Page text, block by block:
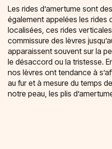
Les rides d’amertume sont
également appelées les rides
localisées, ces rides
commissure des lèvres
apparaissent souvent sur la
le désaccord ou la tristesse.
nos lèvres ont tendance à
au fur et à mesure du temps
notre peau, les plis